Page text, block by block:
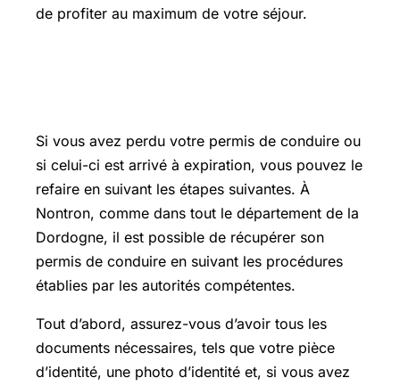
de profiter au maximum de votre séjour.
Si vous avez perdu votre permis de conduire ou
si celui-ci est arrivé à expiration, vous pouvez le
refaire en suivant les étapes suivantes. À
Nontron, comme dans tout le département de la
Dordogne, il est possible de récupérer son
permis de conduire en suivant les procédures
établies par les autorités compétentes.
Tout d’abord, assurez-vous d’avoir tous les
documents nécessaires, tels que votre pièce
d’identité, une photo d’identité et, si vous avez